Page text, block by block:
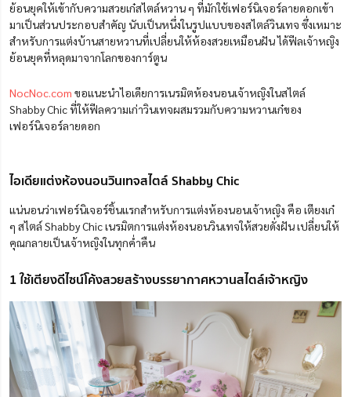
ย้อนยุคให้เข้ากับความสวยเก๋สไตล์หวาน ๆ ที่มักใช้เฟอร์นิเจอร์ลายดอกเข้า
มาเป็นส่วนประกอบสำคัญ นับเป็นหนึ่งในรูปแบบของสไตล์วินเทจ ซึ่งเหมาะ
สำหรับการแต่งบ้านสายหวานที่เปลี่ยนให้ห้องสวยเหมือนฝัน ได้ฟีลเจ้าหญิง
ย้อนยุคที่หลุดมาจากโลกของการ์ตูน
NocNoc.com ขอแนะนำไอเดียการเนรมิตห้องนอนเจ้าหญิงในสไตล์
Shabby Chic ที่ให้ฟีลความเก่าวินเทจผสมรวมกับความหวานเก๋ของ
เฟอร์นิเจอร์ลายดอก
ไอเดียแต่งห้องนอนวินเทจสไตล์ Shabby Chic
แน่นอนว่าเฟอร์นิเจอร์ชิ้นแรกสำหรับการแต่งห้องนอนเจ้าหญิง คือ เตียงเก๋
ๆ สไตล์ Shabby Chic เนรมิตการแต่งห้องนอนวินเทจให้สวยดั่งฝัน เปลี่ยนให้
คุณกลายเป็นเจ้าหญิงในทุกค่ำคืน
1 ใช้เตียงดีไซน์โค้งสวยสร้างบรรยากาศหวานสไตล์เจ้าหญิง